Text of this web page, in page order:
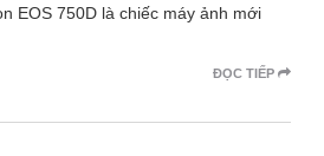
EOS 750D là chiếc máy ảnh mới
ĐỌC TIẾP